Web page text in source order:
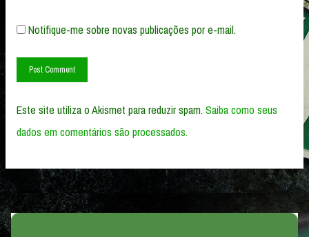
Notifique-me sobre novas publicações por e-mail.
Este site utiliza o Akismet para reduzir spam.Saiba como seus
dados em comentários são processados.